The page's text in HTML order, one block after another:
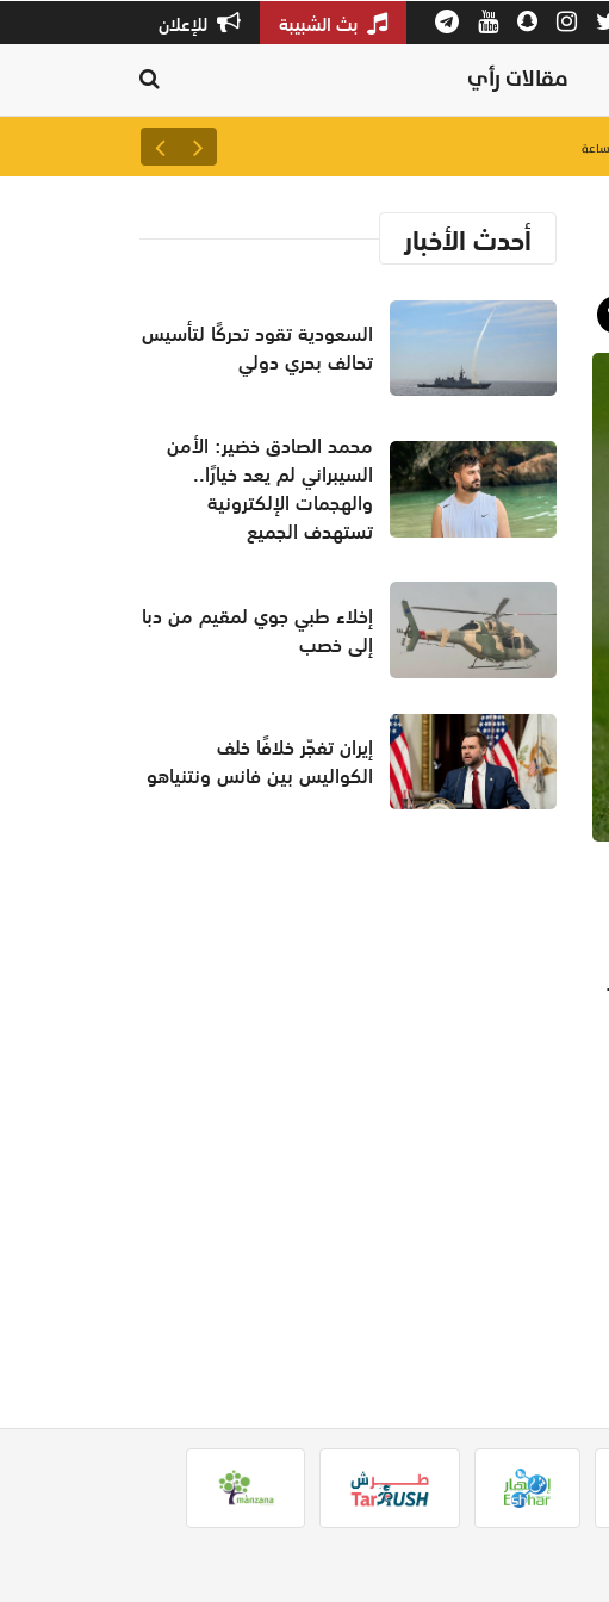
بث الشبيبة للإعلان
مقالات رأي
إيران تنفي استهداف ميناء
أحدث الأخبار
السعودية تقود تحركًا لتأسيس
تحالف بحري دولي
محمد الصادق خضير: الأمن
السيبراني لم يعد خيارًا..
والهجمات الإلكترونية
تستهدف الجميع
إخلاء طبي جوي لمقيم من دبا
إلى خصب
إيران تفجّر خلافًا خلف
الكواليس بين فانس ونتنياهو